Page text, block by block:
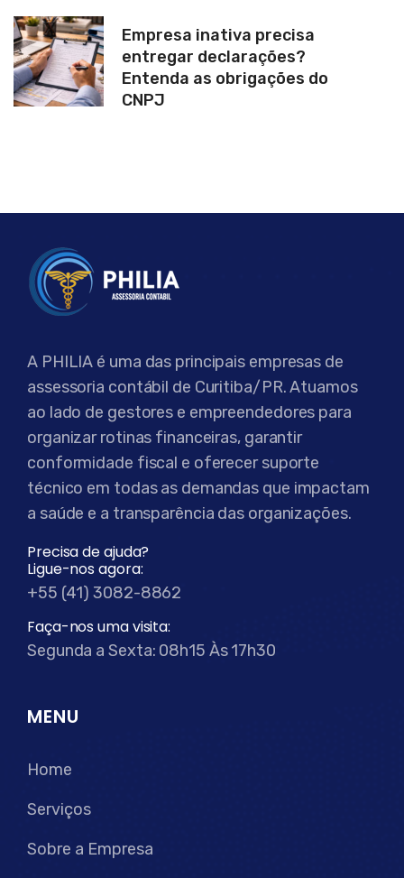
Empresa inativa precisa
entregar declarações?
Entenda as obrigações do
CNPJ
A PHILIA é uma das principais empresas de
assessoria contábil de Curitiba/PR. Atuamos
ao lado de gestores e empreendedores para
organizar rotinas financeiras, garantir
conformidade fiscal e oferecer suporte
técnico em todas as demandas que impactam
a saúde e a transparência das organizações.
Precisa de ajuda?
Ligue-nos agora:
+55 (41) 3082-8862
Faça-nos uma visita:
Segunda a Sexta: 08h15 Às 17h30
MENU
Home
Serviços
Sobre a Empresa